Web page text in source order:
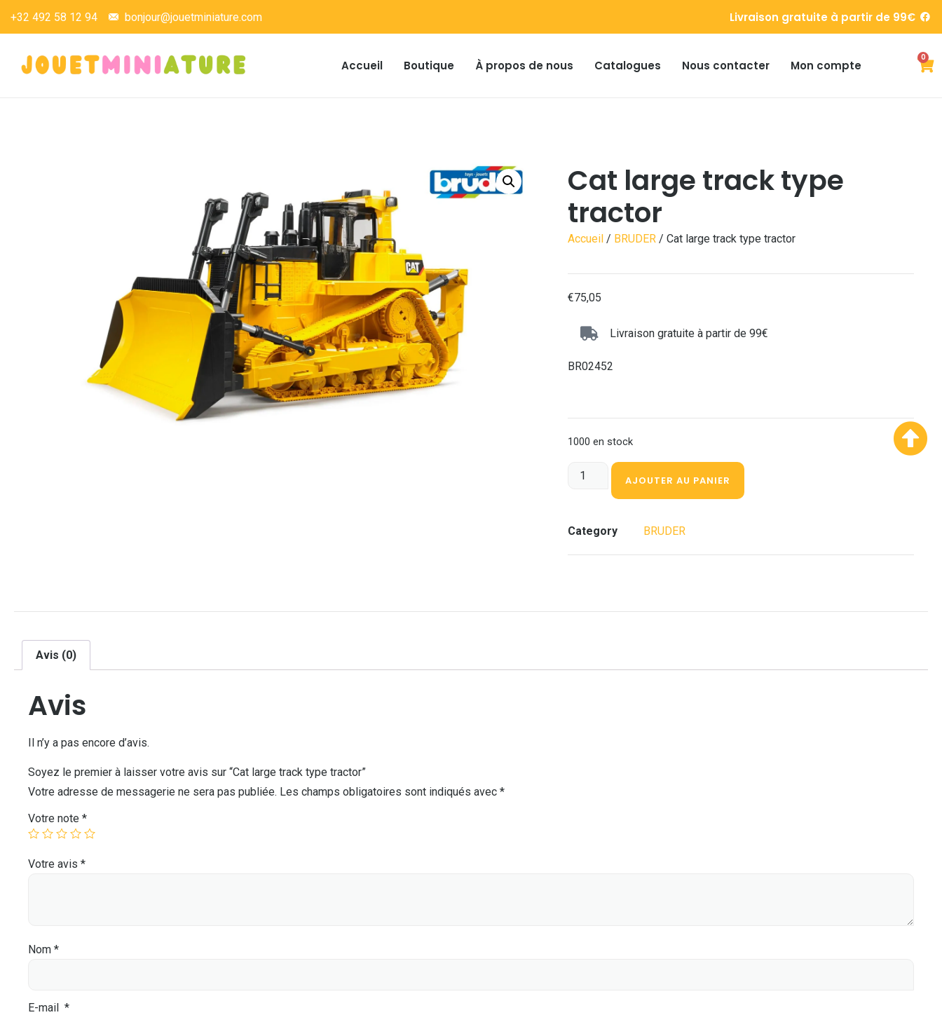
+32 492 58 12 94 bonjour@jouetminiature.com Livraison gratuite à partir de 99€
Accueil Boutique À propos de nous Catalogues Nous contacter Mon compte
0
Cat large track type
tractor
Accueil / BRUDER / Cat large track type tractor
€75,05
Livraison gratuite à partir de 99€
BR02452
1000 en stock
AJOUTER AU PANIER
Category BRUDER
Avis (0)
Avis
Il n’y a pas encore d’avis.
Soyez le premier à laisser votre avis sur “Cat large track type tractor”
Votre adresse de messagerie ne sera pas publiée. Les champs obligatoires sont indiqués avec *
Votre note *
Votre avis *
Nom *
E-mail *